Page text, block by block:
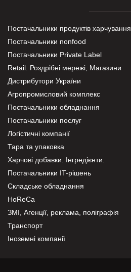
Постачальники продуктів харчування
Постачальники nonfood
Постачальники Private Label
Retail. Роздрібні мережі, Магазини
Дистрибутори України
Агропромисловий комплекс
Постачальники обладнання
Постачальники послуг
Логістичні компанії
Тара та упаковка
Харчові добавки. Інгредієнти.
Постачальники IT-рішень
Складське обладнання
HoReCa
ЗМІ, Агенції, реклама, поліграфія
Транспорт
Іноземні компанії